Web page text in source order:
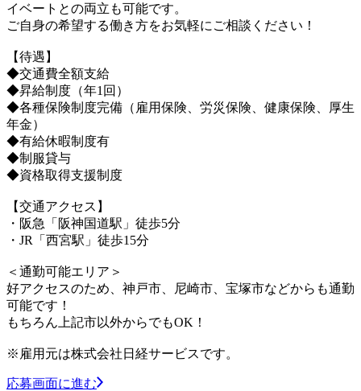
イベートとの両立も可能です。
ご自身の希望する働き方をお気軽にご相談ください！
【待遇】
◆交通費全額支給
◆昇給制度（年1回）
◆各種保険制度完備（雇用保険、労災保険、健康保険、厚生
年金）
◆有給休暇制度有
◆制服貸与
◆資格取得支援制度
【交通アクセス】
・阪急「阪神国道駅」徒歩5分
・JR「西宮駅」徒歩15分
＜通勤可能エリア＞
好アクセスのため、神戸市、尼崎市、宝塚市などからも通勤
可能です！
もちろん上記市以外からでもOK！
※雇用元は株式会社日経サービスです。
応募画面に進む